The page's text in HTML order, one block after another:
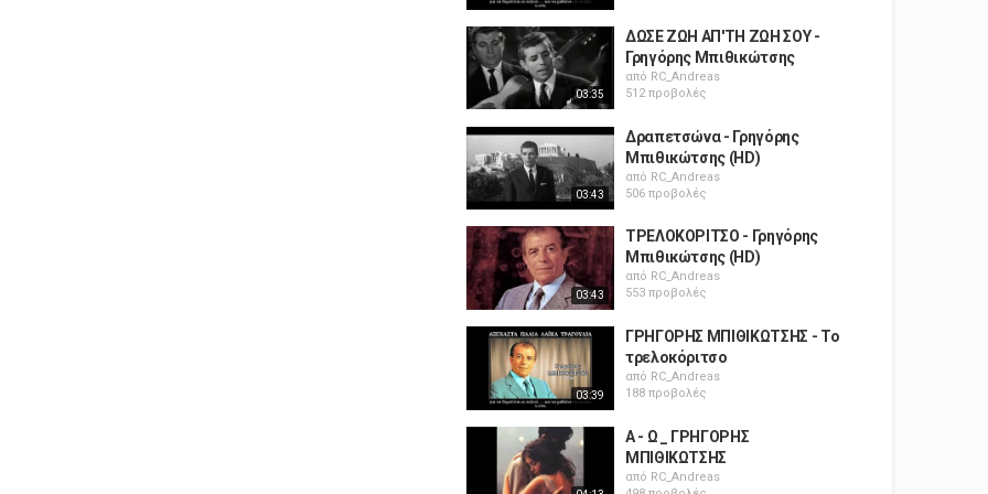
03:35
ΔΩΣΕ ΖΩΗ ΑΠ'ΤΗ ΖΩΗ ΣΟΥ -
Γρηγόρης Μπιθικώτσης
από RC_Andreas
512 προβολές
03:43
Δραπετσώνα - Γρηγόρης
Μπιθικώτσης (HD)
από RC_Andreas
506 προβολές
03:43
ΤΡΕΛΟΚΟΡΙΤΣΟ - Γρηγόρης
Μπιθικώτσης (HD)
από RC_Andreas
553 προβολές
03:39
ΓΡΗΓΟΡΗΣ ΜΠΙΘΙΚΩΤΣΗΣ - Το
τρελοκόριτσο
από RC_Andreas
188 προβολές
Α - Ω _ ΓΡΗΓΟΡΗΣ
ΜΠΙΘΙΚΩΤΣΗΣ
από RC_Andreas